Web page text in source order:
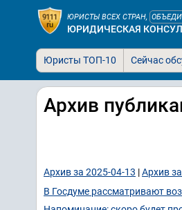
ЮРИСТЫ ВСЕХ СТРАН,
ЮРИДИЧЕСКАЯ
Юристы ТОП-10 Сейчас
Архив
Архив за 2025-04-13 |Архив
В Госдуме рассматривают